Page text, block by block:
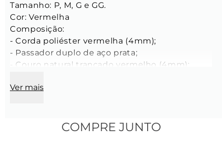
Tamanho: P, M, G e GG.
Cor: Vermelha
Composição:
- Corda poliéster vermelha (4mm);
- Passador duplo de aço prata;
- Couro natural trançado vermelho (4mm);
escovado (8mm).
Ver mais
COMPRE JUNTO